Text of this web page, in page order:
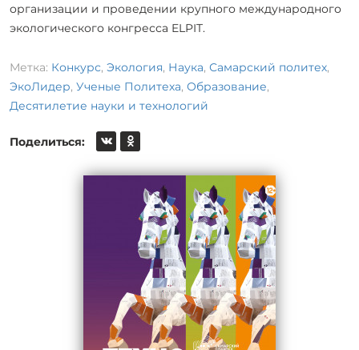
организации и проведении крупного международного
экологического конгресса ELPIT.
Метка: Конкурс, Экология, Наука, Самарский политех,
ЭкоЛидер, Ученые Политеха, Образование,
Десятилетие науки и технологий
Поделиться: